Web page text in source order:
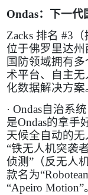
Ondas：下一代
Zacks 排名 #3
位于佛罗里达
国防领域拥有
术平台、自主
化数据解决方案
· Ondas自治系统
是Ondas的拿手
天候全自动的
“铁无人机突袭
侦测”（反无人
款名为“
“Apeiro Motion”。